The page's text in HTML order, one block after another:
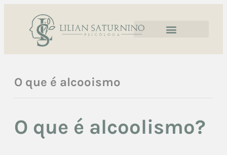
O que é alcooismo
O que é alcoolismo?